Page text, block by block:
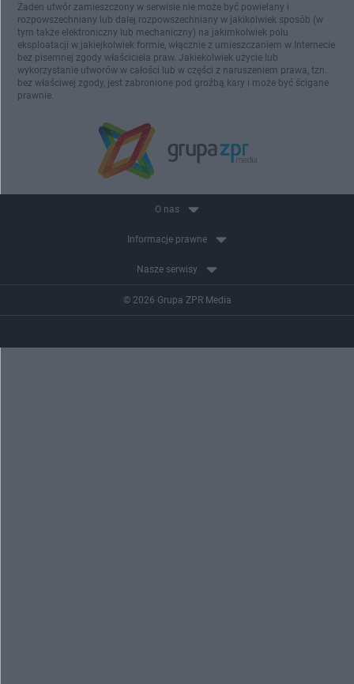
Żaden utwór zamieszczony w serwisie nie może być powielany i
rozpowszechniany lub dalej rozpowszechniany w jakikolwiek sposób (w
tym także elektroniczny lub mechaniczny) na jakimkolwiek polu
eksploatacji w jakiejkolwiek formie, włącznie z umieszczaniem w Internecie
bez pisemnej zgody właściciela praw. Jakiekolwiek użycie lub
wykorzystanie utworów w całości lub w części z naruszeniem prawa, tzn.
bez właściwej zgody, jest zabronione pod groźbą kary i może być ścigane
prawnie.
O nas
Informacje prawne
Nasze serwisy
© 2026 Grupa ZPR Media